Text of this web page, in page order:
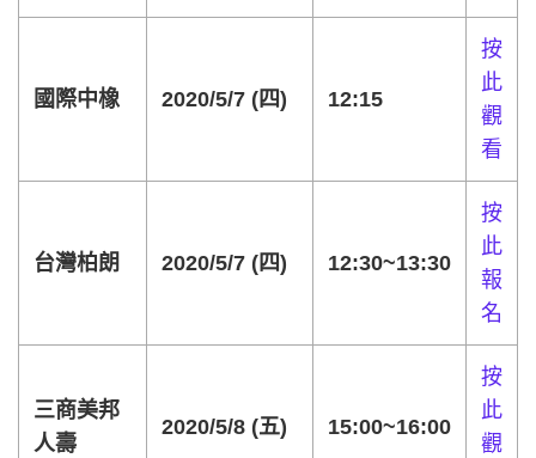
國際中橡 2020/5/7 (四) 12:15
按
此
觀
看
台灣柏朗 2020/5/7 (四) 12:30~13:30
按
此
報
名
三商美邦
人壽
2020/5/8 (五) 15:00~16:00
按
此
觀